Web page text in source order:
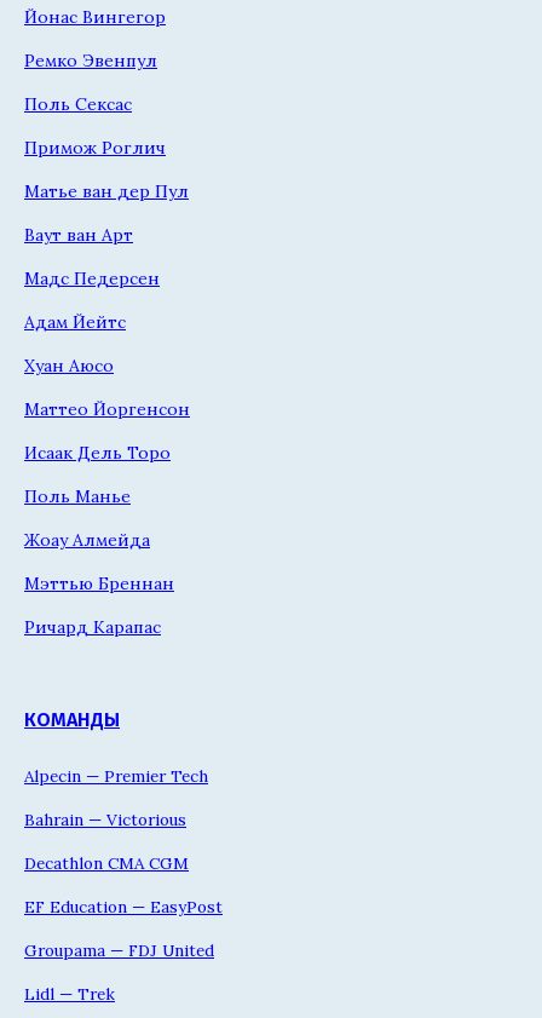
Йонас Вингегор
Ремко Эвенпул
Поль Сексас
Примож Роглич
Матье ван дер Пул
Ваут ван Арт
Мадс Педерсен
Адам Йейтс
Хуан Аюсо
Маттео Йоргенсон
Исаак Дель Торо
Поль Манье
Жоау Алмейда
Мэттью Бреннан
Ричард Карапас
КОМАНДЫ
Alpecin — Premier Tech
Bahrain — Victorious
Decathlon CMA CGM
EF Education — EasyPost
Groupama — FDJ United
Lidl — Trek